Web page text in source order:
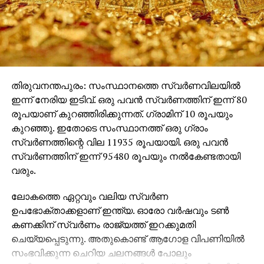
ചെയ്യുന്നതെന്ന വസ്തുത രാജ്യനന്മ കാംക്ഷിക്കുന്ന
ഏതൊരാള്‍ക്കും അവഗണിക്കാനാവില്ല. ഭരണഘടന
വിഭാവനം ചെയ്യുന്ന ജീവിക്കാനുള്ള സ്വാതന്ത്ര്യം
അര്‍ത്ഥപൂര്‍ണ്ണമായി അപഗ്രഥിച്ചാല്‍ പട്ടിണിയും
പരിവട്ടവുമില്ലാത്ത ജീവിതക്രമം പൗരര്‍ക്ക് പ്രദാനം
ചെയ്യുക എന്നത് ഭരണകൂട ബധ്യതയാണെന്ന്
ബോധ്യമാകും. പൊതു വിഭവങ്ങളെ
എല്ലാവരിലുമെത്തിക്കാനും പട്ടിണിയും
കഷ്ടപ്പാടുമില്ലാത്ത നാളുകള്‍ക്കായുള്ള
നയരൂപീകരണത്തിനുമാണ് സര്‍ക്കാറുകള്‍
തയ്യാറാവേണ്ടത്. നിരന്തര പ്രതിഷേധങ്ങളാണ്
കള്ളപ്പണം എതിര്‍ക്കപ്പെടാനും നടപടിയര്‍ഹിക്കുന്ന
കാര്യമാണെന്ന രീതിയിലേക്കും പൊതുബോധം
രൂപപ്പെടുത്തിയെടുക്കുന്നതിലേക്കും നയിച്ചത്. മോദി
സര്‍ക്കാരിന്റെ നയങ്ങള്‍ കള്ളപ്പണം
ഇല്ലാതാക്കുമെങ്കില്‍ സുത്യര്‍ഹവും
അഭിനന്ദനീയവുമായിരുന്നേനെ, എന്നാല്‍
അഞ്ഞൂറിന്റെയും ആയിരത്തിന്റെയും നോട്ടുകള്‍
തിരുവനന്തപുരം: സംസ്ഥാനത്തെ സ്വര്‍ണവിലയില്‍
ഇന്ന് നേരിയ ഇടിവ്. ഒരു പവന്‍ സ്വര്‍ണത്തിന് ഇന്ന് 80
രൂപയാണ് കുറഞ്ഞിരിക്കുന്നത്. ഗ്രാമിന് 10 രൂപയും
കുറഞ്ഞു. ഇതോടെ സംസ്ഥാനത്ത് ഒരു ഗ്രാം
സ്വര്‍ണത്തിന്റെ വില 11935 രൂപയായി. ഒരു പവന്‍
സ്വര്‍ണത്തിന് ഇന്ന് 95480 രൂപയും നല്‍കേണ്ടതായി
വരും.
ലോകത്തെ ഏറ്റവും വലിയ സ്വര്‍ണ
ഉപഭോക്താക്കളാണ് ഇന്ത്യ. ഓരോ വര്‍ഷവും ടണ്‍
കണക്കിന് സ്വര്‍ണം രാജ്യത്ത് ഇറക്കുമതി
ചെയ്യപ്പെടുന്നു. അതുകൊണ്ട് ആഗോള വിപണിയില്‍
സംഭവിക്കുന്ന ചെറിയ ചലനങ്ങള്‍ പോലും